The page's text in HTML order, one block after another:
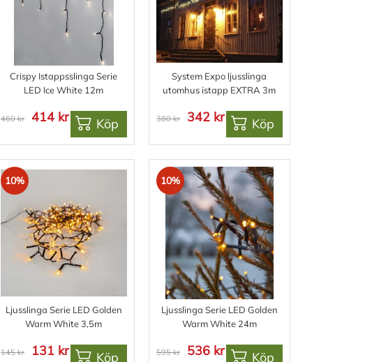
Crispy Istappsslinga Serie
LED Ice White 12m
460 kr 414 kr Köp
System Expo ljusslinga
utomhus istapp EXTRA 3m
380 kr 342 kr Köp
10%
Ljusslinga Serie LED Golden
Warm White 3,5m
145 kr 131 kr Köp
10%
Ljusslinga Serie LED Golden
Warm White 24m
595 kr 536 kr Köp